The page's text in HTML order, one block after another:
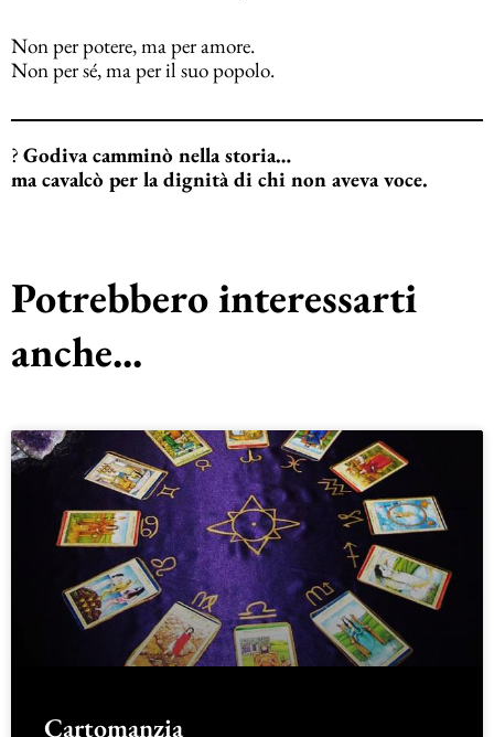
Non per potere, ma per amore.
Non per sé, ma per il suo popolo.
? Godiva camminò nella storia…
ma cavalcò per la dignità di chi non aveva voce.
Potrebbero interessarti
anche...
Cartomanzia